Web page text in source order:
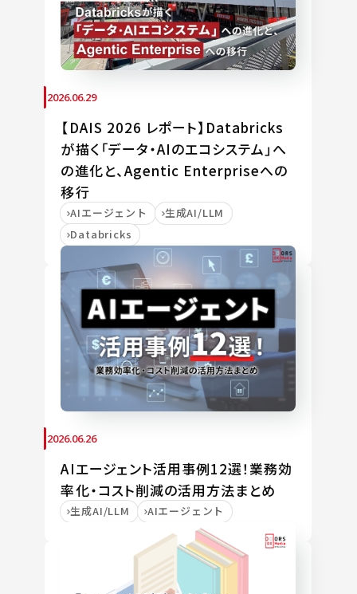
2026.06.29
【DAIS 2026 レポート】Databricks
が描く「データ・AIのエコシステム」へ
の進化と、Agentic Enterpriseへの
移行
AIエージェント
生成AI/LLM
Databricks
2026.06.26
AIエージェント活用事例12選！業務効
率化・コスト削減の活用方法まとめ
生成AI/LLM AIエージェント